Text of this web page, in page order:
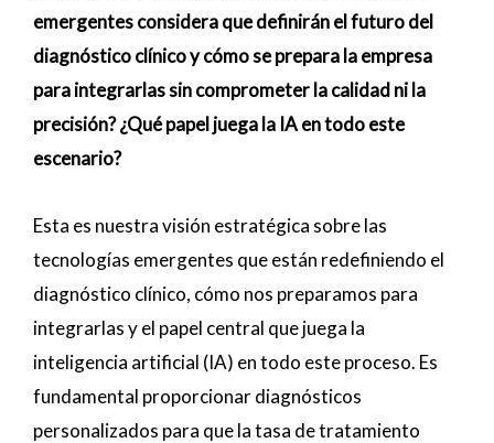
emergentes considera que definirán el futuro del
diagnóstico clínico y cómo se prepara la empresa
para integrarlas sin comprometer la calidad ni la
precisión? ¿Qué papel juega la IA en todo este
escenario?
Esta es nuestra visión estratégica sobre las
tecnologías emergentes que están redefiniendo el
diagnóstico clínico, cómo nos preparamos para
integrarlas y el papel central que juega la
inteligencia artificial (IA) en todo este proceso. Es
fundamental proporcionar diagnósticos
personalizados para que la tasa de tratamiento